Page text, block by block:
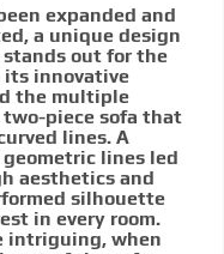
expanded and
a unique design
stands out for the
innovative
the multiple
piece sofa that
lines. A
lines led
aesthetics and
silhouette
in every room.
intriguing, when